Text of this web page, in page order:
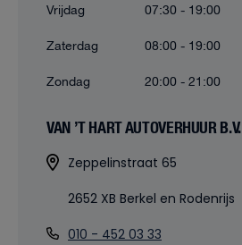
Vrijdag
07:30 - 19:00
Zaterdag
08:00 - 19:00
Zondag
20:00 - 21:00
VAN ’T HART AUTOVERHUUR B.V.
Zeppelinstraat 65
2652 XB Berkel en Rodenrijs
010 - 452 03 33